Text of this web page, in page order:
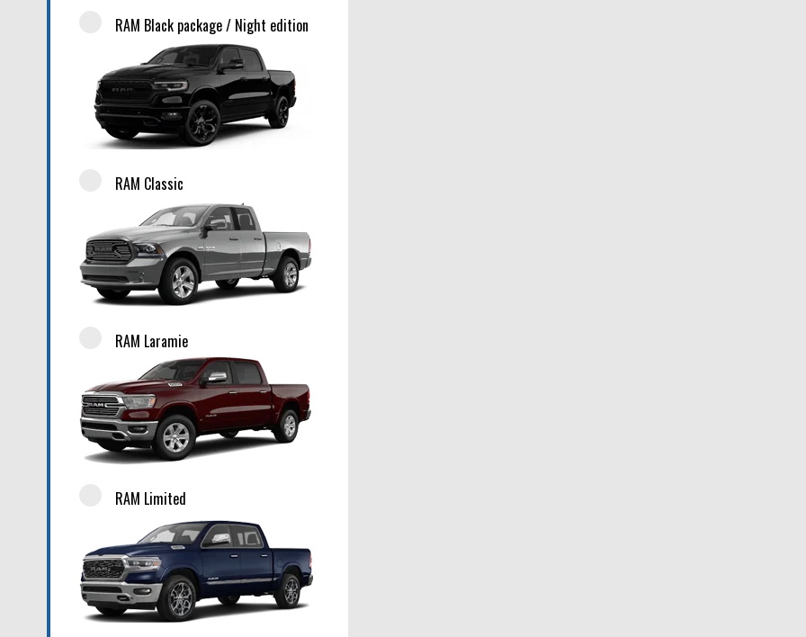
RAM Black package / Night edition
RAM Classic
RAM Laramie
RAM Limited